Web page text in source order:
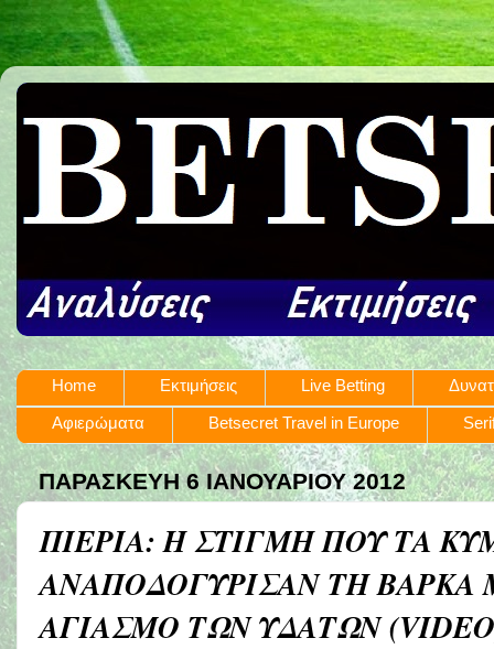
Home Εκτιμήσεις Live Betting
Αφιερώματα
Betsecret Travel in Europe
ΠΑΡΑΣΚΕΥΉ 6 ΙΑΝΟΥΑΡΊΟΥ 2012
ΠΙΕΡΙΑ: Η ΣΤΙΓΜΗ ΠΟΥ ΤΑ
ΑΝΑΠΟΔΟΓΥΡΙΣΑΝ ΤΗ ΒΑΡΚΑ
ΑΓΙΑΣΜΟ ΤΩΝ ΥΔΑΤΩΝ